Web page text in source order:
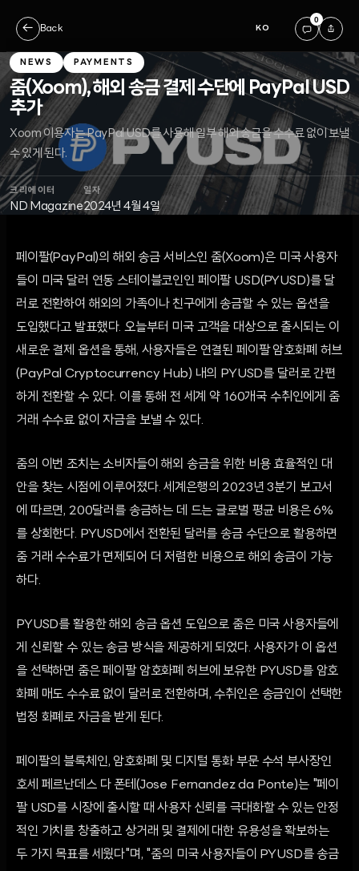
← Back KO
0
NEWS PAYMENTS
줌(Xoom), 해외 송금 결제 수단에 PayPal USD
추가
Xoom 이용자는 PayPal USD를 사용해 일부 해외 송금을 수수료 없이 보낼
수 있게 된다.
크리에이터
ND Magazine
일자
2024년 4월 4일
페이팔(PayPal)의 해외 송금 서비스인 줌(Xoom)은 미국 사용자
들이 미국 달러 연동 스테이블코인인 페이팔 USD(PYUSD)를 달
러로 전환하여 해외의 가족이나 친구에게 송금할 수 있는 옵션을
도입했다고 발표했다. 오늘부터 미국 고객을 대상으로 출시되는 이
새로운 결제 옵션을 통해, 사용자들은 연결된 페이팔 암호화폐 허브
(PayPal Cryptocurrency Hub) 내의 PYUSD를 달러로 간편
하게 전환할 수 있다. 이를 통해 전 세계 약 160개국 수취인에게 줌
거래 수수료 없이 자금을 보낼 수 있다.
줌의 이번 조치는 소비자들이 해외 송금을 위한 비용 효율적인 대
안을 찾는 시점에 이루어졌다. 세계은행의 2023년 3분기 보고서
에 따르면, 200달러를 송금하는 데 드는 글로벌 평균 비용은 6%
를 상회한다. PYUSD에서 전환된 달러를 송금 수단으로 활용하면
줌 거래 수수료가 면제되어 더 저렴한 비용으로 해외 송금이 가능
하다.
PYUSD를 활용한 해외 송금 옵션 도입으로 줌은 미국 사용자들에
게 신뢰할 수 있는 송금 방식을 제공하게 되었다. 사용자가 이 옵션
을 선택하면 줌은 페이팔 암호화폐 허브에 보유한 PYUSD를 암호
화폐 매도 수수료 없이 달러로 전환하며, 수취인은 송금인이 선택한
법정 화폐로 자금을 받게 된다.
페이팔의 블록체인, 암호화폐 및 디지털 통화 부문 수석 부사장인
호세 페르난데스 다 폰테(Jose Fernandez da Ponte)는 "페이
팔 USD를 시장에 출시할 때 사용자 신뢰를 극대화할 수 있는 안정
적인 가치를 창출하고 상거래 및 결제에 대한 유용성을 확보하는
두 가지 목표를 세웠다"며, "줌의 미국 사용자들이 PYUSD를 송금